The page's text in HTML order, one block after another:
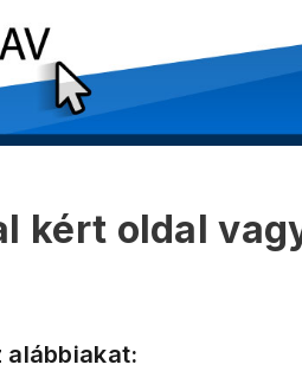
kért oldal
alábbiakat: